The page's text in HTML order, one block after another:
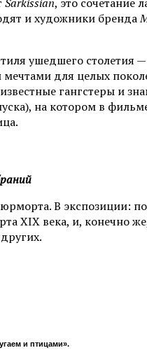
и художники бренда
ушедшего столетия
для целых
гангстеры и
на котором в
В экспозиции:
XIX века, и, конечно
и птицами».